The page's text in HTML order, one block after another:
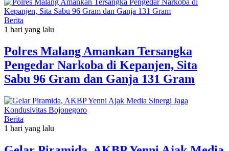
Berita
1 hari yang lalu
Polres Malang Amankan Tersangka
Pengedar Narkoba di Kepanjen, Sita
Sabu 96 Gram dan Ganja 131 Gram
Berita
1 hari yang lalu